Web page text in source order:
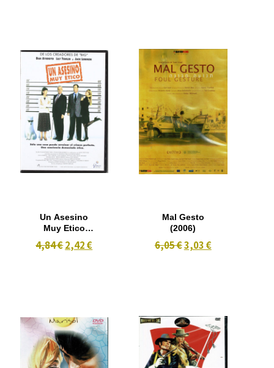
Un Asesino
Muy Etico
4,84 €2,42 €
Mal Gesto
(2006)
6,05 €3,03 €